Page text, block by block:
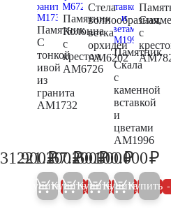
Памятник
С
тонкой
ивой
из
гранита
AM1732
33.600
31.900₽
Купить 5%
Памятник
Колонна
с
крестом
AM6726
232.800
221.200₽
Купить 5%
Стела
волнообразная,
ветка
орхидеи
AM6202
70.700
67.200₽
Купить 5%
Памятник
Скала
с
каменной
вставкой
и
цветами
AM1996
63.500
60.300₽
Купить 5%
с
100.000₽
Купить